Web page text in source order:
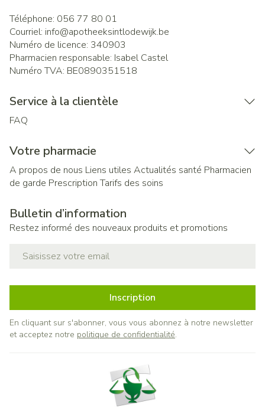
Téléphone: 056 77 80 01
Courriel: info@apotheeksintlodewijk.be
Numéro de licence: 340903
Pharmacien responsable: Isabel Castel
Numéro TVA: BE0890351518
Service à la clientèle
FAQ
Votre pharmacie
A propos de nous Liens utiles Actualités santé Pharmacien
de garde Prescription Tarifs des soins
Bulletin d’information
Restez informé des nouveaux produits et promotions
Inscription
En cliquant sur s'abonner, vous vous abonnez à notre newsletter
et acceptez notre politique de confidentialité.